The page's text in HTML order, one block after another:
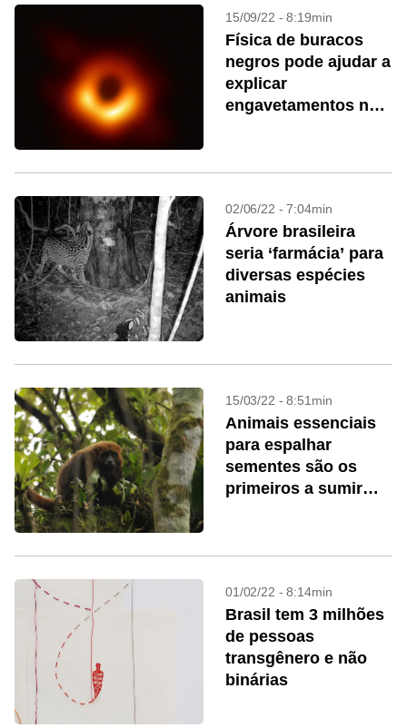
15/09/22 - 8:19min
Física de buracos
negros pode ajudar a
explicar
engavetamentos no
02/06/22 - 7:04min
Árvore brasileira
seria ‘farmácia’ para
diversas espécies
animais
15/03/22 - 8:51min
Animais essenciais
para espalhar
sementes são os
primeiros a sumir
01/02/22 - 8:14min
Brasil tem 3 milhões
de pessoas
transgênero e não
binárias